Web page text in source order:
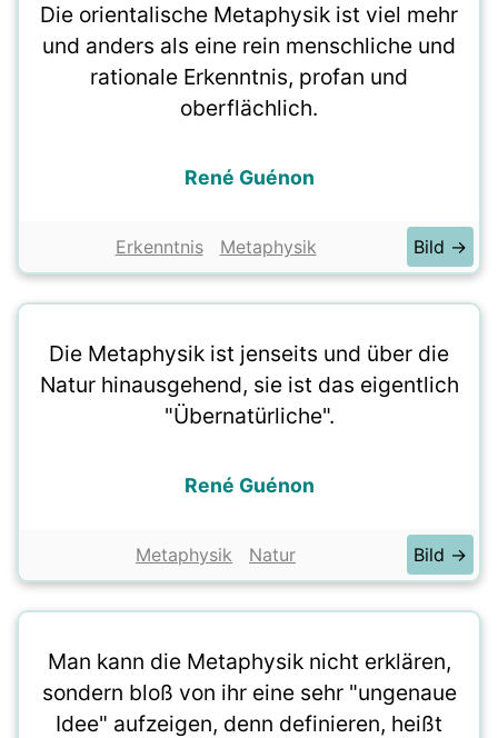
Die orientalische Metaphysik ist viel mehr
und anders als eine rein menschliche und
rationale Erkenntnis, profan und
oberflächlich.
René Guénon
Erkenntnis Metaphysik Bild →
Die Metaphysik ist jenseits und über die
Natur hinausgehend, sie ist das eigentlich
"Übernatürliche".
René Guénon
Metaphysik Natur Bild →
Man kann die Metaphysik nicht erklären,
sondern bloß von ihr eine sehr "ungenaue
Idee" aufzeigen, denn definieren, heißt